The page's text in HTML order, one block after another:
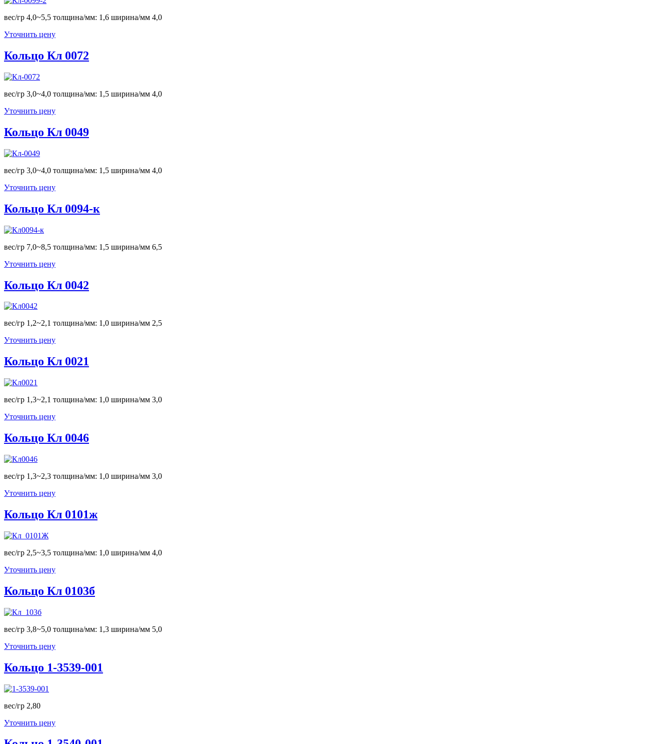
вес/гр 4,0~5,5 толщина/мм: 1,6 ширина/мм 4,0
Уточнить цену
Кольцо Кл 0072
вес/гр 3,0~4,0 толщина/мм: 1,5 ширина/мм 4,0
Уточнить цену
Кольцо Кл 0049
вес/гр 3,0~4,0 толщина/мм: 1,5 ширина/мм 4,0
Уточнить цену
Кольцо Кл 0094-к
вес/гр 7,0~8,5 толщина/мм: 1,5 ширина/мм 6,5
Уточнить цену
Кольцо Кл 0042
вес/гр 1,2~2,1 толщина/мм: 1,0 ширина/мм 2,5
Уточнить цену
Кольцо Кл 0021
вес/гр 1,3~2,1 толщина/мм: 1,0 ширина/мм 3,0
Уточнить цену
Кольцо Кл 0046
вес/гр 1,3~2,3 толщина/мм: 1,0 ширина/мм 3,0
Уточнить цену
Кольцо Кл 0101ж
вес/гр 2,5~3,5 толщина/мм: 1,0 ширина/мм 4,0
Уточнить цену
Кольцо Кл 0103б
вес/гр 3,8~5,0 толщина/мм: 1,3 ширина/мм 5,0
Уточнить цену
Кольцо 1-3539-001
вес/гр 2,80
Уточнить цену